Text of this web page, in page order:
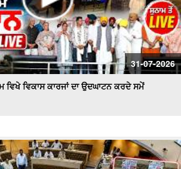
31-07-2026
ਵਿਖੇ ਵਿਕਾਸ ਕਾਰਜਾਂ ਦਾ ਉਦਘਾਟਨ ਕਰਦੇ ਸਮੇਂ